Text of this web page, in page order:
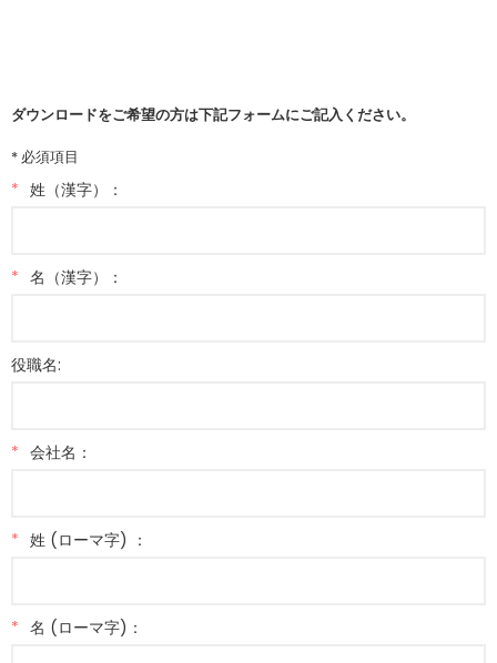
ダウンロードをご希望の方は下記フォームにご記入ください。
* 必須項目
* 姓（漢字）：
* 名（漢字）：
役職名:
* 会社名：
* 姓 (ローマ字) ：
* 名 (ローマ字)：